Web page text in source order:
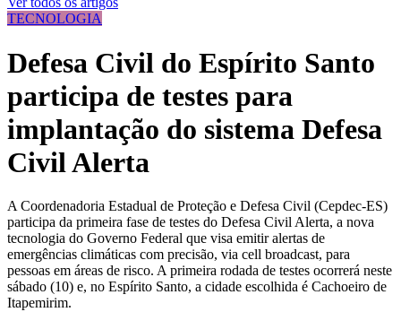
TECNOLOGIA
Defesa Civil do Espírito Santo
participa de testes para
implantação do sistema Defesa
Civil Alerta
A Coordenadoria Estadual de Proteção e Defesa Civil (Cepdec-ES)
participa da primeira fase de testes do Defesa Civil Alerta, a nova
tecnologia do Governo Federal que visa emitir alertas de
emergências climáticas com precisão, via cell broadcast, para
pessoas em áreas de risco. A primeira rodada de testes ocorrerá neste
sábado (10) e, no Espírito Santo, a cidade escolhida é Cachoeiro de
Itapemirim.